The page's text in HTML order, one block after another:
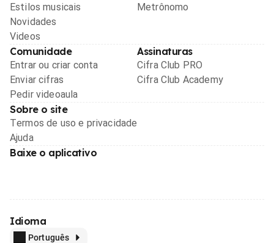
Estilos musicais
Novidades
Videos
Metrônomo
Comunidade
Entrar ou criar conta
Enviar cifras
Pedir videoaula
Assinaturas
Cifra Club PRO
Cifra Club Academy
Sobre o site
Termos de uso e privacidade
Ajuda
Baixe o aplicativo
Idioma
Português